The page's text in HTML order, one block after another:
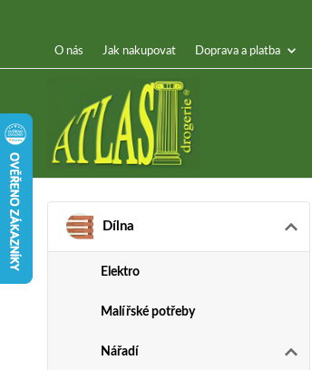
O nás Jak nakupovat Doprava a platba
Dílna
Elektro
Malířské potřeby
Nářadí